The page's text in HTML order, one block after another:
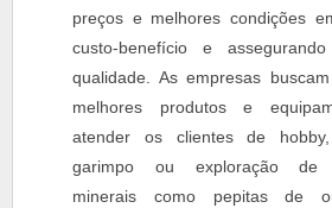
preços e melhores condições
custo-benefício e
qualidade. As empresas
melhores produtos e
atender os clientes de hobby,
garimpo ou exploração de
minerais como pepitas de